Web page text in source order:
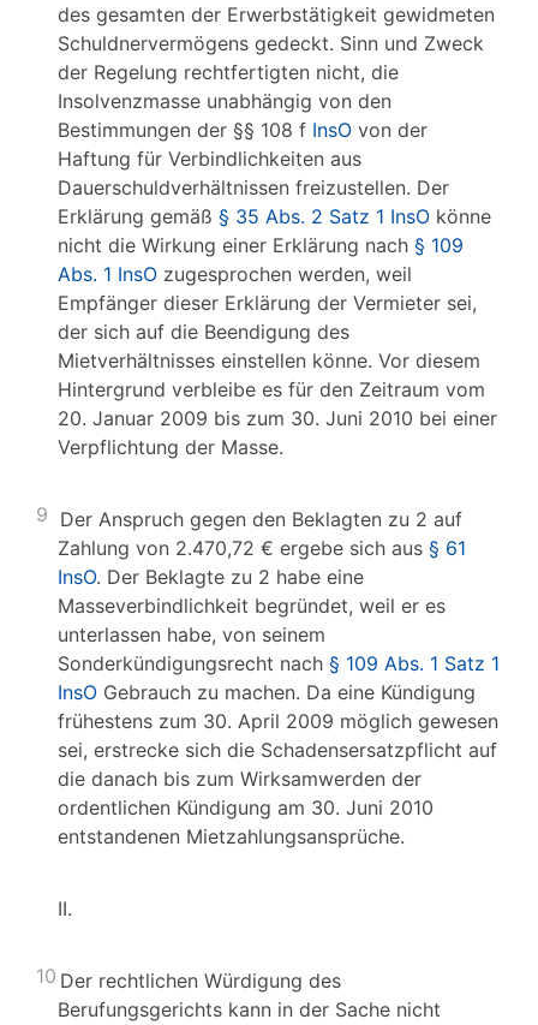
des gesamten der Erwerbstätigkeit gewidmeten
Schuldnervermögens gedeckt. Sinn und Zweck
der Regelung rechtfertigten nicht, die
Insolvenzmasse unabhängig von den
Bestimmungen der §§ 108 f InsO von der
Haftung für Verbindlichkeiten aus
Dauerschuldverhältnissen freizustellen. Der
Erklärung gemäß § 35 Abs. 2 Satz 1 InsO könne
nicht die Wirkung einer Erklärung nach § 109
Abs. 1 InsO zugesprochen werden, weil
Empfänger dieser Erklärung der Vermieter sei,
der sich auf die Beendigung des
Mietverhältnisses einstellen könne. Vor diesem
Hintergrund verbleibe es für den Zeitraum vom
20. Januar 2009 bis zum 30. Juni 2010 bei einer
Verpflichtung der Masse.
9 Der Anspruch gegen den Beklagten zu 2 auf
Zahlung von 2.470,72 € ergebe sich aus § 61
InsO. Der Beklagte zu 2 habe eine
Masseverbindlichkeit begründet, weil er es
unterlassen habe, von seinem
Sonderkündigungsrecht nach § 109 Abs. 1 Satz 1
InsO Gebrauch zu machen. Da eine Kündigung
frühestens zum 30. April 2009 möglich gewesen
sei, erstrecke sich die Schadensersatzpflicht auf
die danach bis zum Wirksamwerden der
ordentlichen Kündigung am 30. Juni 2010
entstandenen Mietzahlungsansprüche.
II.
10 Der rechtlichen Würdigung des
Berufungsgerichts kann in der Sache nicht